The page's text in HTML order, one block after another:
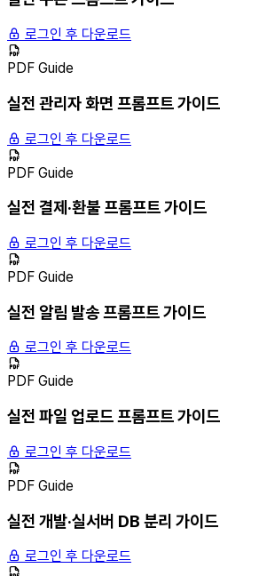
로그인 후 다운로드
PDF Guide
실전 관리자 화면 프롬프트 가이드
로그인 후 다운로드
PDF Guide
실전 결제·환불 프롬프트 가이드
로그인 후 다운로드
PDF Guide
실전 알림 발송 프롬프트 가이드
로그인 후 다운로드
PDF Guide
실전 파일 업로드 프롬프트 가이드
로그인 후 다운로드
PDF Guide
실전 개발·실서버 DB 분리 가이드
로그인 후 다운로드